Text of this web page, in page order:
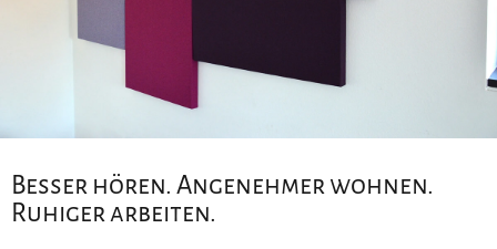
Besser hören. Angenehmer wohnen.
Ruhiger arbeiten.